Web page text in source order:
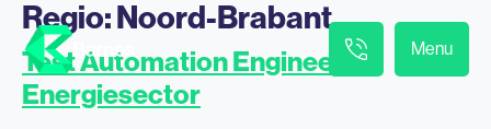
Menu
Regio:Noord-Brabant
Test Automation Engineer |
Energiesector